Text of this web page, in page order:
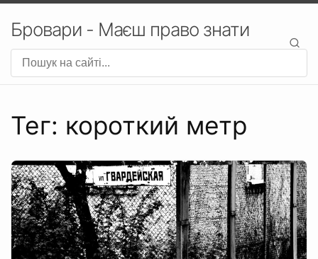
Бровари - Маєш право знати
Тег: короткий метр